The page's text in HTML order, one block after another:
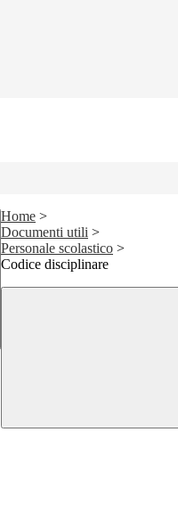
Home >
Documenti utili >
Personale scolastico >
Codice disciplinare